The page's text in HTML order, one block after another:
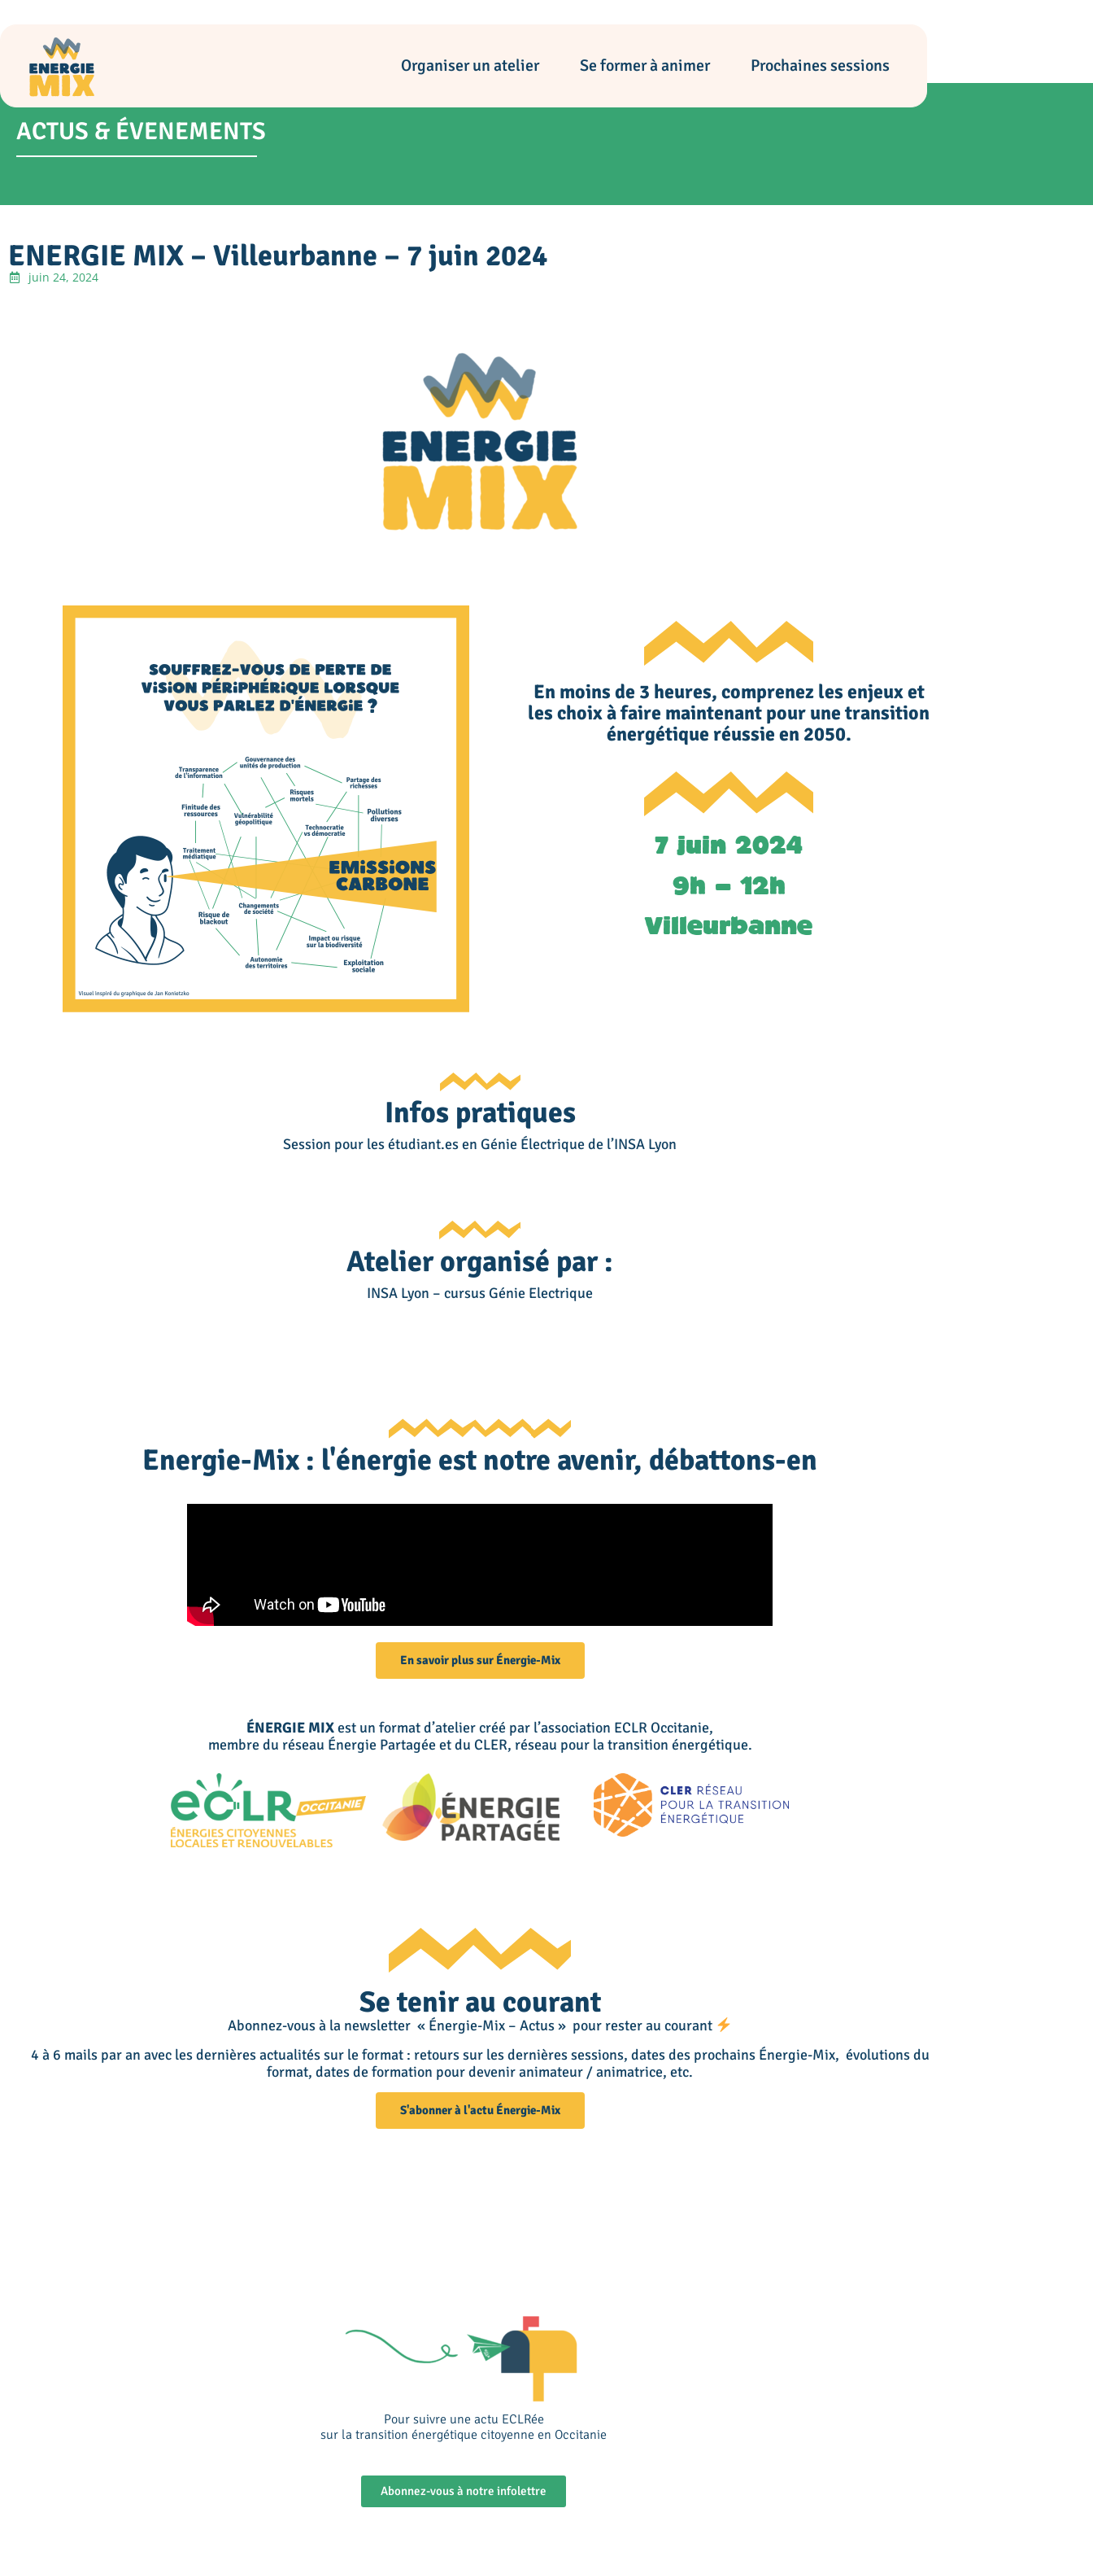
Organiser un atelier Se former à animer Prochaines sessions
ACTUS & ÉVENEMENTS
ENERGIE MIX – Villeurbanne – 7 juin 2024
juin 24, 2024
En moins de 3 heures, comprenez les enjeux et
les choix à faire maintenant pour une transition
énergétique réussie en 2050.
7 juin 2024
9h – 12h
Villeurbanne
Infos pratiques
Session pour les étudiant.es en Génie Électrique de l’INSA Lyon
Atelier organisé par :
INSA Lyon – cursus Génie Electrique
Energie-Mix : l'énergie est notre avenir, débattons-en
En savoir plus sur Énergie-Mix
ÉNERGIE MIXest un format d’atelier créé par l’association ECLR Occitanie,
membre du réseau Énergie Partagée et du CLER, réseau pour la transition énergétique.
Se tenir au courant
Abonnez-vous à la newsletter « Énergie-Mix – Actus » pour rester au courant
4 à 6 mails par an avec les dernières actualités sur le format : retours sur les dernières sessions, dates des prochains Énergie-Mix, évolutions du
format, dates de formation pour devenir animateur / animatrice, etc.
S'abonner à l'actu Énergie-Mix
Pour suivre une actu ECLRée
sur la transition énergétique citoyenne en Occitanie
Abonnez-vous à notre infolettre